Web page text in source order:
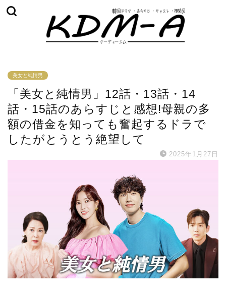
美女と純情男
「美女と純情男」12話・13話・14
話・15話のあらすじと感想!母親の多
額の借金を知っても奮起するドラで
したがとうとう絶望して
2025年1月27日